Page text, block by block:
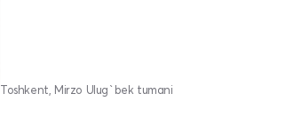
Toshkent, Mirzo Ulug`bek tumani